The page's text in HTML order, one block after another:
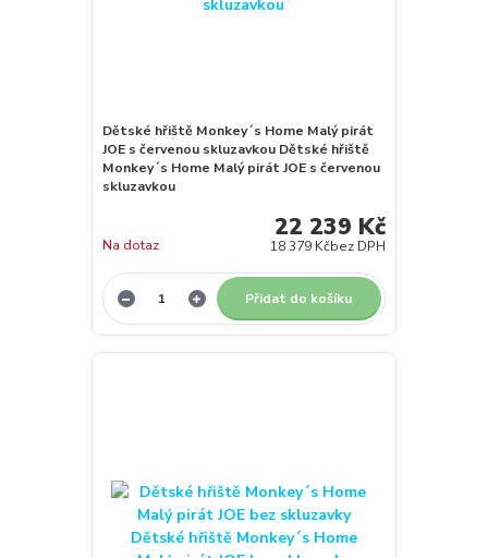
Dětské hřiště Monkey´s Home Malý pirát
JOE s červenou skluzavkou Dětské hřiště
Monkey´s Home Malý pirát JOE s červenou
skluzavkou
22 239 Kč
18 379 Kčbez DPH
Na dotaz
Přidat do košíku